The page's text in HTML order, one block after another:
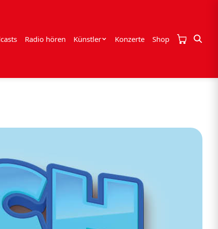
Radio hören Künstler Konzerte Shop